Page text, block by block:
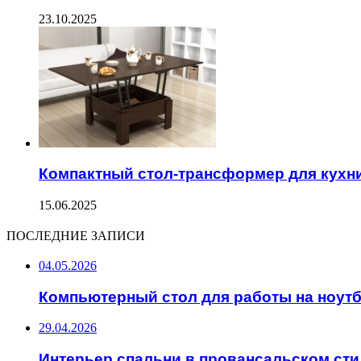
23.10.2025
Компактный стол-трансформер для
15.06.2025
ПОСЛЕДНИЕ ЗАПИСИ
04.05.2026
Компьютерный стол для работы на
29.04.2026